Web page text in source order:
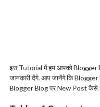
इस Tutorial में हम आपको Blogger
जानकारी देंगे. आप जानेंगे कि
Blogger Blog पर New Post कैसे